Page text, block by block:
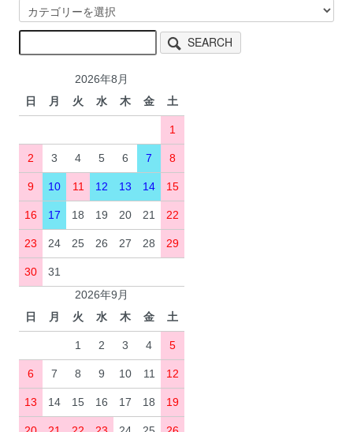
SEARCH
2026年8月
日
月 火 水 木 金 土
1
2 3 4 5 6 7 8
9 10 11 12 13 14 15
16 17 18 19 20 21 22
23 24 25 26 27 28 29
30
31
2026年9月
日
月 火 水 木 金 土
1 2 3 4 5
6 7 8 9 10 11 12
13 14 15 16 17 18 19